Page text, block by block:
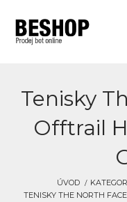
Tenisky
Offtrail
ÚVOD
TENISKY THE NORTH